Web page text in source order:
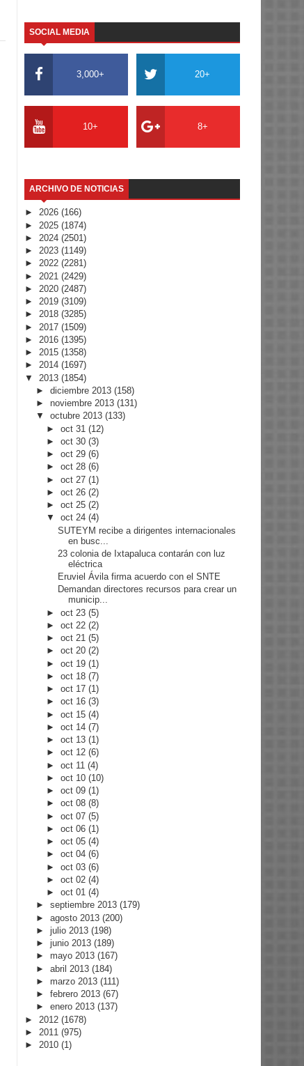
SOCIAL MEDIA
3,000+ 20+
10+ 8+
ARCHIVO DE NOTICIAS
► 2026 (166)
► 2025 (1874)
► 2024 (2501)
► 2023 (1149)
► 2022 (2281)
► 2021 (2429)
► 2020 (2487)
► 2019 (3109)
► 2018 (3285)
► 2017 (1509)
► 2016 (1395)
► 2015 (1358)
► 2014 (1697)
▼ 2013 (1854)
► diciembre 2013 (158)
► noviembre 2013 (131)
▼ octubre 2013 (133)
►oct 31(12)
►oct 30(3)
►oct 29(6)
►oct 28(6)
►oct 27(1)
►oct 26(2)
►oct 25(2)
▼oct 24(4)
SUTEYM recibe a dirigentes internacionales
en busc...
23 colonia de Ixtapaluca contarán con luz
eléctrica
Eruviel Ávila firma acuerdo con el SNTE
Demandan directores recursos para crear un
municip...
►oct 23(5)
►oct 22(2)
►oct 21(5)
►oct 20(2)
►oct 19(1)
►oct 18(7)
►oct 17(1)
►oct 16(3)
►oct 15(4)
►oct 14(7)
►oct 13(1)
►oct 12(6)
►oct 11(4)
►oct 10(10)
►oct 09(1)
►oct 08(8)
►oct 07(5)
►oct 06(1)
►oct 05(4)
►oct 04(6)
►oct 03(6)
►oct 02(4)
►oct 01(4)
► septiembre 2013 (179)
► agosto 2013 (200)
► julio 2013 (198)
► junio 2013 (189)
► mayo 2013 (167)
► abril 2013 (184)
► marzo 2013 (111)
► febrero 2013 (67)
► enero 2013 (137)
► 2012 (1678)
► 2011 (975)
► 2010 (1)